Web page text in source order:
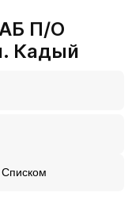
П/О
Кадый
Списком